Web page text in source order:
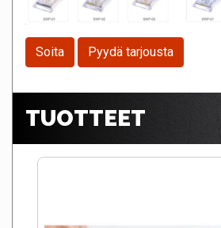
Soita Pyydä tarjousta
TUOTTEET